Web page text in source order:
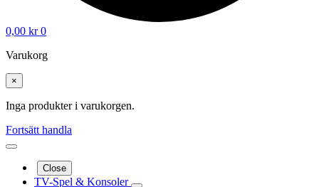
0,00 kr 0
Varukorg
×
Inga produkter i varukorgen.
Fortsätt handla
Close
TV-Spel & Konsoler